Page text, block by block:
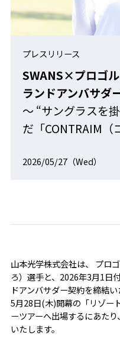
プレスリリース
SWANS×プロゴ
ランドアンバサダ
～ “サングラスを
だ「CONTRAIM（
2026/05/27（Wed）
山本光学株式会社は、 プロ
ろ）選手と、2026年3月1日
ドアンバサダー契約を締結
5月28日(木)開幕の「リゾー
ーツアーへ出場するにあた
いたします。